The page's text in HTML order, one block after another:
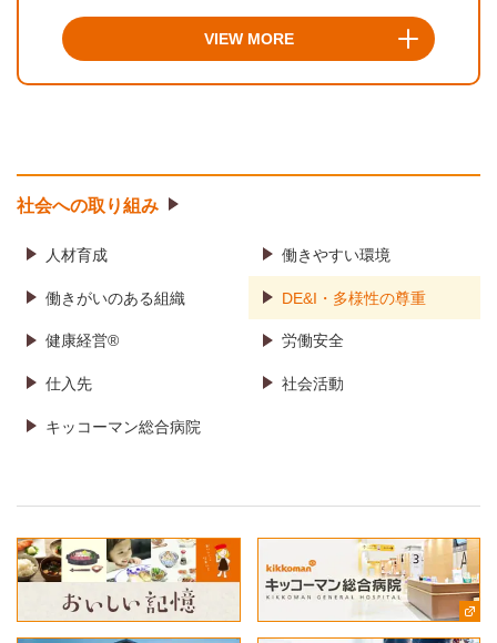
VIEW MORE
社会への取り組み
人材育成 働きやすい環境
働きがいのある組織 DE&I・多様性の尊重
健康経営® 労働安全
仕入先 社会活動
キッコーマン総合病院